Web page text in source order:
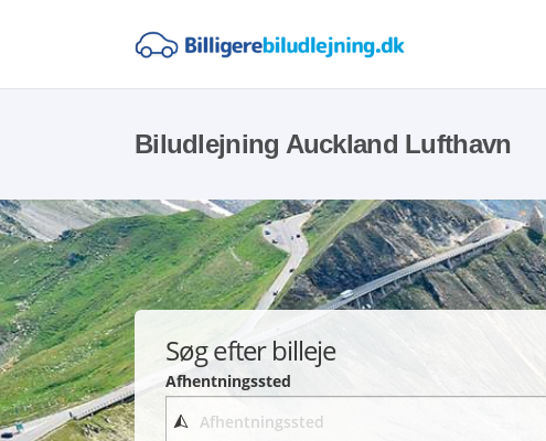
Biludlejning Auckland Lufthavn
Søg efter billeje
Afhentningssted